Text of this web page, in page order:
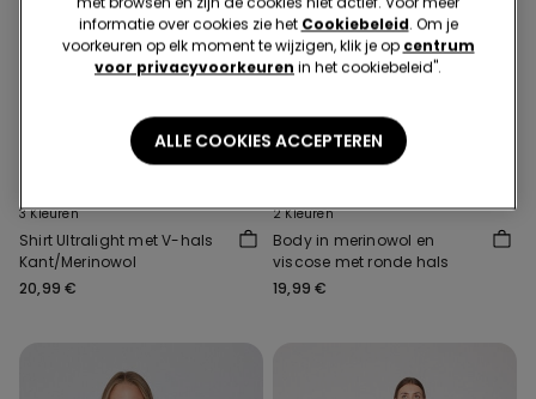
3 Kleuren
Shirt Ultralight met V-hals
Kant/Merinowol
20,99 €
2 Kleuren
Body in merinowol en
viscose met ronde hals
19,99 €
informatie over cookies zie het Cookiebeleid. Om je
voorkeuren op elk moment te wijzigen, klik je op centrum
voor privacyvoorkeuren in het cookiebeleid".
ALLE COOKIES ACCEPTEREN